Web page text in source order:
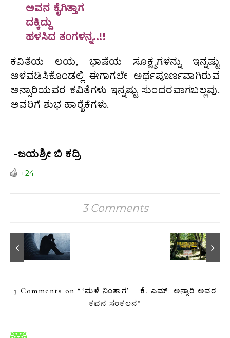
ಅವನ ಕೈಗಿತ್ತಾಗ
ದಕ್ಕಿದ್ದು
ಹಳಸಿದ ತಂಗಳನ್ನ..!!
ಕವಿತೆಯ ಲಯ, ಭಾಷೆಯ ಸೂಕ್ಷ್ಮಗಳನ್ನು ಇನ್ನಷ್ಟು
ಅಳವಡಿಸಿಕೊಂಡಲ್ಲಿ ಈಗಾಗಲೇ ಅರ್ಥಪೂರ್ಣವಾಗಿರುವ
ಅನ್ಸಾರಿಯವರ ಕವಿತೆಗಳು ಇನ್ನಷ್ಟು ಸುಂದರವಾಗಬಲ್ಲವು.
ಅವರಿಗೆ ಶುಭ ಹಾರೈಕೆಗಳು.
-ಜಯಶ್ರೀ ಬಿ ಕದ್ರಿ
+24
3 Comments
3 Comments on “ ‘ಮಳೆ ನಿಂತಾಗ’ – ಕೆ. ಎಮ್. ಅನ್ಸಾರಿ ಅವರ
ಕವನ ಸಂಕಲನ”